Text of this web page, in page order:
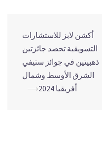
أكشن لابز للاستشارات
التسويقية تحصد جائزتين
ذهبيتين في جوائز ستيفي
الشرق الأوسط وشمال
أفريقيا 2024
⟶